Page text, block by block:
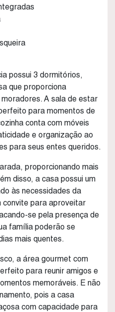
possui 3 dormitórios,
que proporciona
A sala de estar
para momentos de
conta com móveis
e organização ao
para seus entes queridos.
proporcionando mais
disso, a casa possui um
às necessidades da
convite para aproveitar
se pela presença de
família poderão se
mais quentes.
a área gourmet com
para reunir amigos e
memoráveis. E não
pois a casa
com capacidade para